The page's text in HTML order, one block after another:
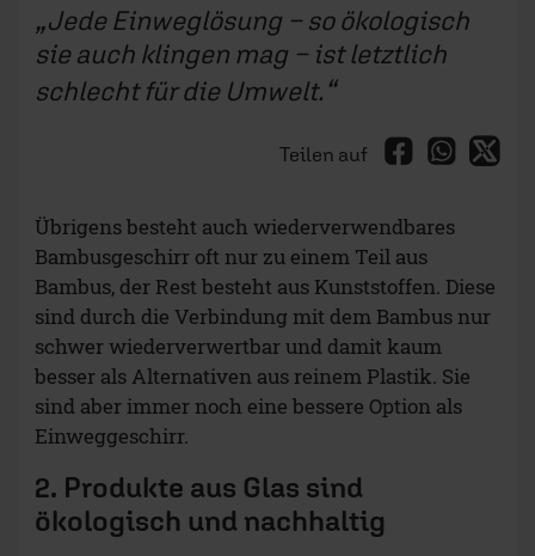
Jede Einweglösung − so ökologisch
sie auch klingen mag − ist letztlich
schlecht für die Umwelt.
Teilen auf
Übrigens besteht auch wiederverwendbares
Bambusgeschirr oft nur zu einem Teil aus
Bambus, der Rest besteht aus Kunststoffen. Diese
sind durch die Verbindung mit dem Bambus nur
schwer wiederverwertbar und damit kaum
besser als Alternativen aus reinem Plastik. Sie
sind aber immer noch eine bessere Option als
Einweggeschirr.
2. Produkte aus Glas sind
ökologisch und nachhaltig